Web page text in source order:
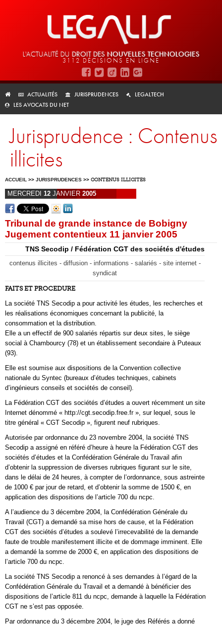
L'ACTUALITÉ DU DROIT DES NOUVELLES TECHNOLOGIES
3112 DÉCISIONS EN LIGNE
ACTUALITÉS JURISPRUDENCES
LEGALTECH
LES AVOCATS DU NET
Jurisprudence : Contenus
illicites
ACCUEIL >> JURISPRUDENCES >> CONTENUS ILLICITES
MERCREDI 12 JANVIER 2005
Tribunal de grande instance de Bobigny
Jugement contentieux 11 janvier 2005
TNS Secodip / Fédération CGT des sociétés d'études
contenus illicites - diffusion - informations - salariés - site internet -
syndicat
FAITS ET PROCEDURE
La société TNS Secodip a pour activité les études, les recherches et
les réalisations économiques concernant la publicité, la
consommation et la distribution.
Elle a un effectif de 900 salariés répartis sur deux sites, le siège
social à Chambourcy (78) et un établissement secondaire à Puteaux
(93).
Elle est soumise aux dispositions de la Convention collective
nationale du Syntec (bureaux d’études techniques, cabinets
d’ingénieurs conseils et sociétés de conseil).
La Fédération CGT des sociétés d’études a ouvert récemment un site
Internet dénommé « http://cgt.secodip.free.fr », sur lequel, sous le
titre général « CGT Secodip », figurent neuf rubriques.
Autorisée par ordonnance du 23 novembre 2004, la société TNS
Secodip a assigné en référé d’heure à heure la Fédération CGT des
sociétés d’études et la Confédération Générale du Travail afin
d’obtenir la suppression de diverses rubriques figurant sur le site,
dans le délai de 24 heures, à compter de l’ordonnance, sous astreinte
de 1000 € par jour de retard, et d’obtenir la somme de 1500 €, en
application des dispositions de l’article 700 du ncpc.
A l’audience du 3 décembre 2004, la Confédération Générale du
Travail (CGT) a demandé sa mise hors de cause, et la Fédération
CGT des sociétés d’études a soulevé l’irrecevabilité de la demande
faute de trouble manifestement illicite et de dommage imminent. Elle
a demandé la somme de 2000 €, en application des dispositions de
l’article 700 du ncpc.
La société TNS Secodip a renoncé à ses demandes à l’égard de la
Confédération Générale du Travail et a demandé à bénéficier des
dispositions de l’article 811 du ncpc, demande à laquelle la Fédération
CGT ne s’est pas opposée.
Par ordonnance du 3 décembre 2004, le juge des Référés a donné